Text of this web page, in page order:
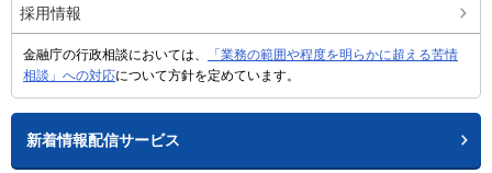
採用情報
金融庁の行政相談においては、
「業務の範囲や程度を明らかに超える苦情
相談」への対応について方針を定めています。
新着情報配信サービス